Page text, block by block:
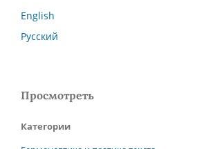
English
Русский
Просмотреть
Категории